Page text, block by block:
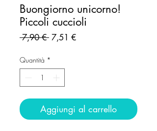
Buongiorno unicorno!
Piccoli cuccioli
7,90 € Prezzo
7,51 €Prezzo
Quantità *
Aggiungi al carrello